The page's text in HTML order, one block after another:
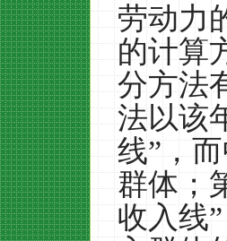
劳动力
的计算
分方法
法以该
线”，
群体；
收入线